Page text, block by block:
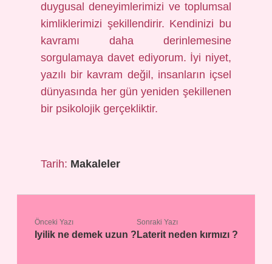
duygusal deneyimlerimizi ve toplumsal
kimliklerimizi şekillendirir. Kendinizi bu
kavramı daha derinlemesine
sorgulamaya davet ediyorum. İyi niyet,
yazılı bir kavram değil, insanların içsel
dünyasında her gün yeniden şekillenen
bir psikolojik gerçekliktir.
Tarih: Makaleler
Önceki Yazı
Iyilik ne demek uzun ?
Sonraki Yazı
Laterit neden kırmızı ?